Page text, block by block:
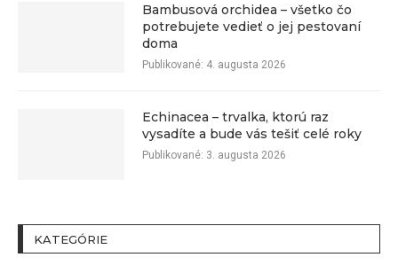
Bambusová orchidea – všetko čo
potrebujete vedieť o jej pestovaní
doma
Publikované: 4. augusta 2026
Echinacea – trvalka, ktorú raz
vysadíte a bude vás tešiť celé roky
Publikované: 3. augusta 2026
KATEGÓRIE